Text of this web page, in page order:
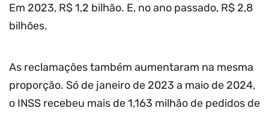
Em 2023, R$ 1,2 bilhão. E, no ano passado, R$ 2,8
bilhões.
As reclamações também aumentaram na mesma
proporção. Só de janeiro de 2023 a maio de 2024,
o INSS recebeu mais de 1,163 milhão de pedidos de